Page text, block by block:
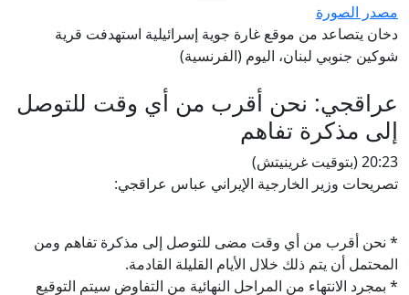
مصدر الصورة
دخان يتصاعد من موقع غارة جوية إسرائيلية استهدفت قرية
شوكين جنوبي لبنان، اليوم (الفرنسية)
عراقجي: نحن أقرب من أي وقت للتوصل
إلى مذكرة تفاهم
20:23 (بتوقيت غرينيتش)
تصريحات وزير الخارجية الإيراني عباس عراقجي:
* نحن أقرب من أي وقت مضى للتوصل إلى مذكرة تفاهم ومن
المحتمل أن يتم ذلك خلال الأيام القليلة القادمة.
* بمجرد الانتهاء من المراحل النهائية من التفاوض سيتم التوقيع